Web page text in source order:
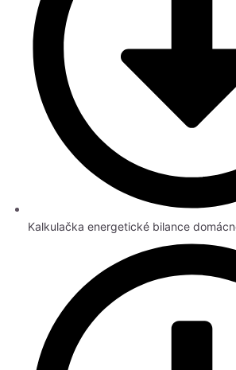
Kalkulačka energetické bilance